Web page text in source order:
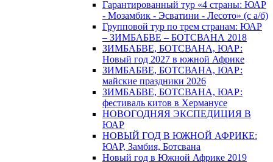
Гарантированный тур «4 страны: ЮАР
- Мозамбик - Эсватини - Лесото» (с а/б)
Групповой тур по трем странам: ЮАР
– ЗИМБАБВЕ – БОТСВАНА 2018
ЗИМБАБВЕ, БОТСВАНА, ЮАР:
Новый год 2027 в южной Африке
ЗИМБАБВЕ, БОТСВАНА, ЮАР:
майские праздники 2026
ЗИМБАБВЕ, БОТСВАНА, ЮАР:
фестиваль китов в Херманусе
НОВОГОДНЯЯ ЭКСПЕДИЦИЯ В
ЮАР
НОВЫЙ ГОД В ЮЖНОЙ АФРИКЕ:
ЮАР, Замбия, Ботсвана
Новый год в Южной Африке 2019